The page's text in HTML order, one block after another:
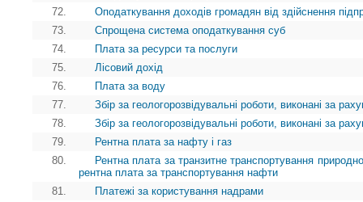
72.
Оподаткування доходів громадян від здійснення
73.
Спрощена система оподаткування суб
74.
Плата за ресурси та послуги
75.
Лісовий дохід
76.
Плата за воду
77.
Збір за геологорозвідувальні роботи, виконані за
78.
Збір за геологорозвідувальні роботи, виконані за
79.
Рентна плата за нафту і газ
80.
Рентна плата за транзитне транспортування
рентна плата за транспортування нафти
81.
Платежі за користування надрами